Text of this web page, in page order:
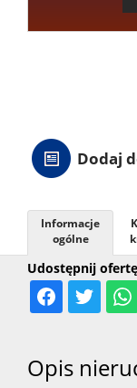
Dodaj
Udostępnij ofertę
Informacje
ogólne
Opis